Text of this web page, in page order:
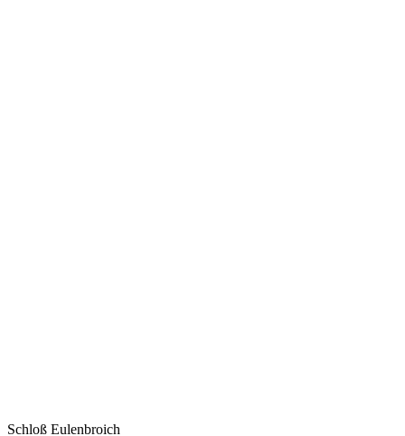
Schloß Eulenbroich